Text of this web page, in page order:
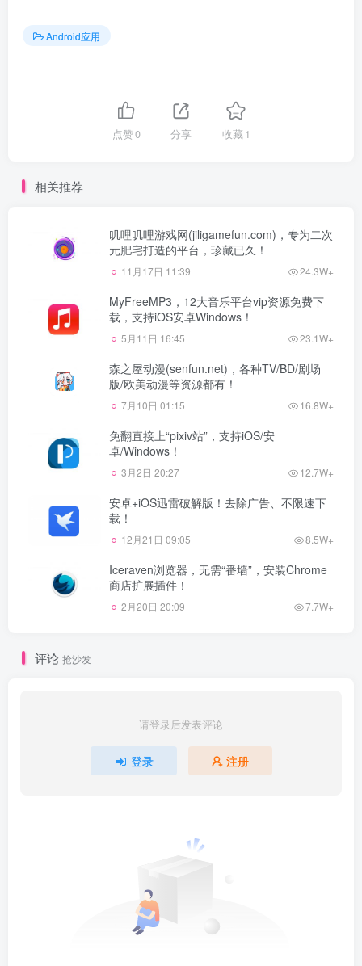
Android应用
点赞0 分享 收藏1
相关推荐
叽哩叽哩游戏网(jiligamefun.com)，专为二次
元肥宅打造的平台，珍藏已久！
11月17日 11:39 24.3W+
MyFreeMP3，12大音乐平台vip资源免费下
载，支持iOS安卓Windows！
5月11日 16:45 23.1W+
森之屋动漫(senfun.net)，各种TV/BD/剧场
版/欧美动漫等资源都有！
7月10日 01:15 16.8W+
免翻直接上“pixiv站”，支持iOS/安
卓/Windows！
3月2日 20:27 12.7W+
安卓+iOS迅雷破解版！去除广告、不限速下
载！
12月21日 09:05 8.5W+
Iceraven浏览器，无需“番墙”，安装Chrome
商店扩展插件！
2月20日 20:09 7.7W+
评论 抢沙发
请登录后发表评论
登录 注册